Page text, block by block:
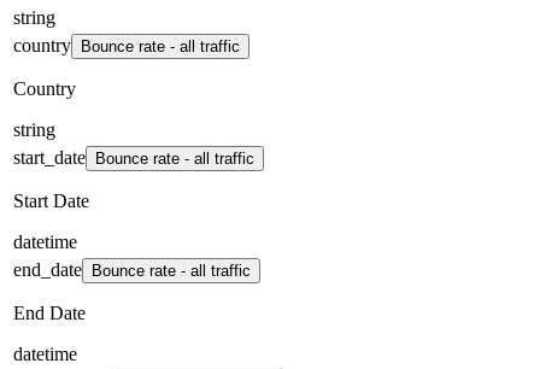
string
country
Bounce rate - all traffic
Country
string
start_date
Bounce rate - all traffic
Start Date
datetime
end_date
Bounce rate - all traffic
End Date
datetime